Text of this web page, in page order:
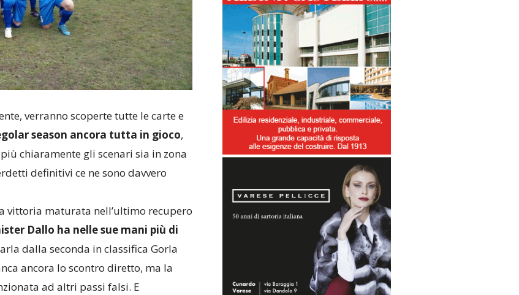
verranno scoperte tutte le carte e
season ancora tutta in gioco,
chiaramente gli scenari sia in zona
definitivi ce ne sono davvero
vittoria maturata nell’ultimo recupero
Dallo ha nelle sue mani più di
dalla seconda in classifica Gorla
ancora lo scontro diretto, ma la
ad altri passi falsi. E